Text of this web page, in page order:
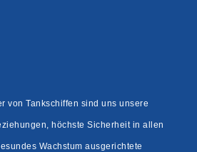
von Tankschiffen sind uns unsere
höchste Sicherheit in allen
Wachstum ausgerichtete